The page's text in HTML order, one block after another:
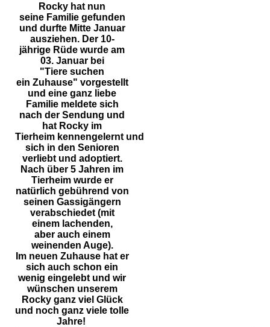
Rocky hat nun
seine Familie gefunden
und durfte MitteJanuar
ausziehen. Der 10-
jährige Rüde wurde am
03. Januar bei
"Tiere suchen
ein Zuhause" vorgestellt
und eine ganz liebe
Familie meldete sich
nach der Sendung und
hat Rocky im
Tierheim kennengelernt und
sich in den Senioren
verliebt und adoptiert.
Nach über 5 Jahren im
Tierheim wurde er
natürlich gebührend von
seinen Gassigängern
verabschiedet (mit
einem lachenden,
aberauch einem
weinenden Auge).
Im neuen Zuhause hat er
sich auch schon ein
wenig eingelebt und wir
wünschen unserem
Rocky ganz viel Glück
und noch ganz viele tolle
Jahre!